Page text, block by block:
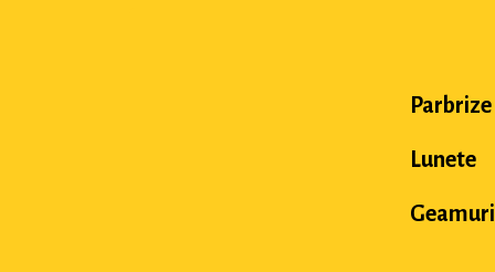
Parbrize
Lunete
Geamuri